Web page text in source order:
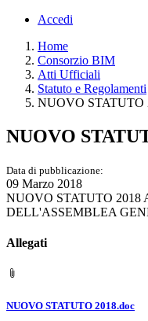
Accedi
Home
Consorzio BIM
Atti Ufficiali
Statuto e Regolamenti
NUOVO STATUTO
NUOVO
Data di pubblicazione:
09 Marzo 2018
NUOVO STATUTO 2018
DELL'ASSEMBLEA
Allegati
NUOVO STATUTO 2018.doc